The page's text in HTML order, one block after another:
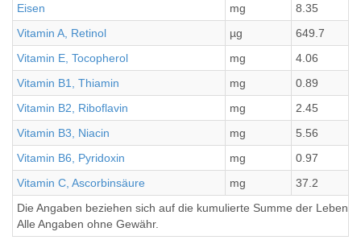
Eisen
mg
8.35
Vitamin A, Retinol
µg
649.7
Vitamin E, Tocopherol
mg
4.06
Vitamin B1, Thiamin
mg
0.89
Vitamin B2, Riboflavin
mg
2.45
Vitamin B3, Niacin
mg
5.56
Vitamin B6, Pyridoxin
mg
0.97
Vitamin C, Ascorbinsäure
mg
37.2
Die Angaben beziehen sich auf die kumulierte Summe der
Alle Angaben ohne Gewähr.